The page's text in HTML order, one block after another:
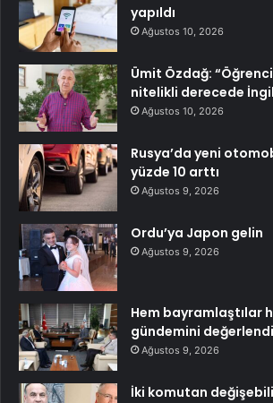
yapıldı
Ağustos 10, 2026
Ümit Özdağ:
nitelikli derecede
Ağustos 10, 2026
Rusya’da yeni
yüzde 10 arttı
Ağustos 9, 2026
Ordu’ya Japon gelin
Ağustos 9, 2026
Hem bayramlaştılar
gündemini
Ağustos 9, 2026
İki komutan